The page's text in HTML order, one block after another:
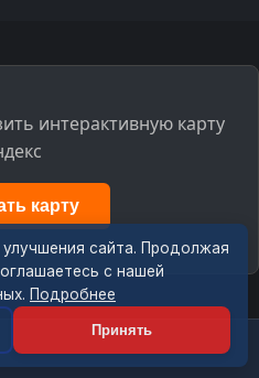
сайта. Продолжая
с нашей
Подробнее
Принять
интерактивную карту
карту